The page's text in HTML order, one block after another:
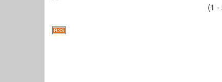
(1 -